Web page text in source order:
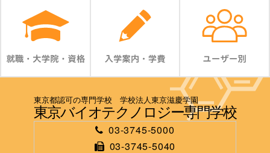
東京都認可の専門学校 学校法人東京滋慶学園
東京バイオテクノロジー専門学校
03-3745-5000
03-3745-5040